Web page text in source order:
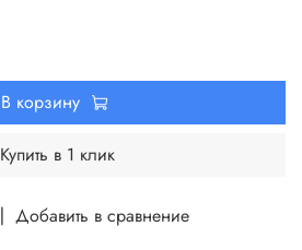
Добавить в сравнение
В корзину
Купить в 1 клик